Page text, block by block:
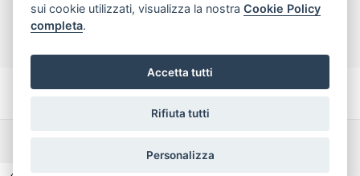
My Account
Dichiarazione di accessibilità
Termini e Condizioni
sui cookie utilizzati, visualizza la nostraCookie Policy
completa.
Accetta tutti
Rifiuta tutti
Personalizza